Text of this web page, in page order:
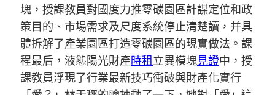
塊，授課教員對國度力推零碳園區計謀定位和政
策目的、市場需求及尺度系統停止清楚讀，并具
體拆解了產業園區打造零碳園區的現實做法。課
程最后，液態陽光財產時租立異模塊見證中，授
課教員浮現了行業最新技巧衝破與財產化實行